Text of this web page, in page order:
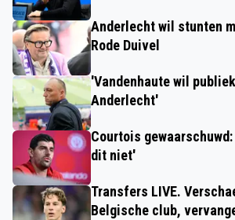
Anderlecht wil stunten
Rode Duivel
'Vandenhaute wil
Anderlecht'
Courtois
dit niet'
Transfers LIVE.
Belgische club,